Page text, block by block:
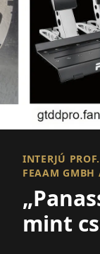
INTERJÚ
FEAAM GMBH
mint